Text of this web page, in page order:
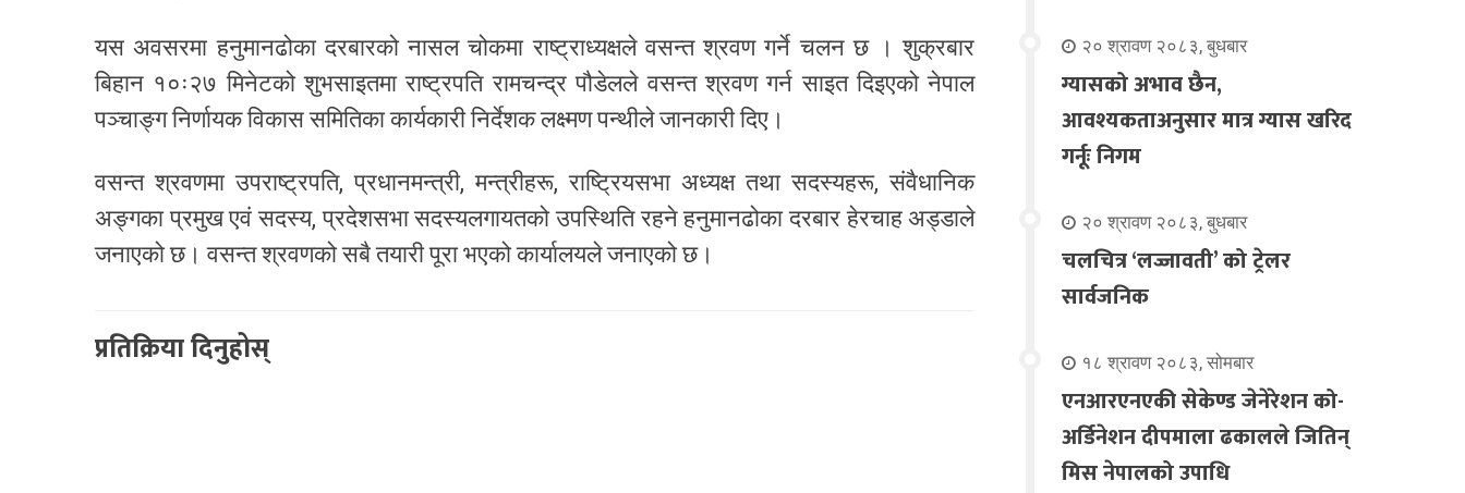
यस अवसरमा हनुमानढोका दरबारको नासल चोकमा राष्ट्राध्यक्षले वसन्त श्रवण गर्ने चलन छ । शुक्रबार
बिहान १०ः२७ मिनेटको शुभसाइतमा राष्ट्रपति रामचन्द्र पौडेलले वसन्त श्रवण गर्न साइत दिइएको नेपाल
पञ्चाङ्ग निर्णायक विकास समितिका कार्यकारी निर्देशक लक्ष्मण पन्थीले जानकारी दिए।
वसन्त श्रवणमा उपराष्ट्रपति, प्रधानमन्त्री, मन्त्रीहरू, राष्ट्रियसभा अध्यक्ष तथा सदस्यहरू, संवैधानिक
अङ्गका प्रमुख एवं सदस्य, प्रदेशसभा सदस्यलगायतको उपस्थिति रहने हनुमानढोका दरबार हेरचाह अड्डाले
जनाएको छ। वसन्त श्रवणको सबै तयारी पूरा भएको कार्यालयले जनाएको छ।
प्रतिक्रिया दिनुहोस्
२० श्रावण २०८३, बुधबार
ग्यासको अभाव छैन,
आवश्यकताअनुसार मात्र ग्यास खरिद
गर्नूः निगम
२० श्रावण २०८३, बुधबार
चलचित्र ‘लज्जावती’ को ट्रेलर
सार्वजनिक
१८ श्रावण २०८३, सोमबार
एनआरएनएकी सेकेण्ड जेनेरेशन को-
अर्डिनेशन दीपमाला ढकालले जितिन्
मिस नेपालको उपाधि